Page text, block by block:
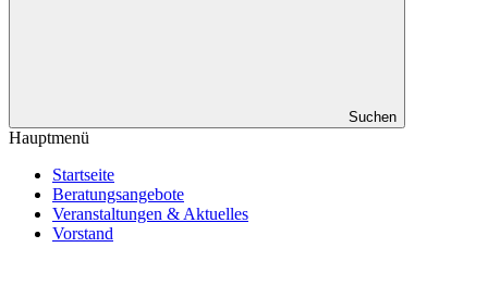
Suchen
Hauptmenü
Startseite
Beratungsangebote
Veranstaltungen & Aktuelles
Vorstand